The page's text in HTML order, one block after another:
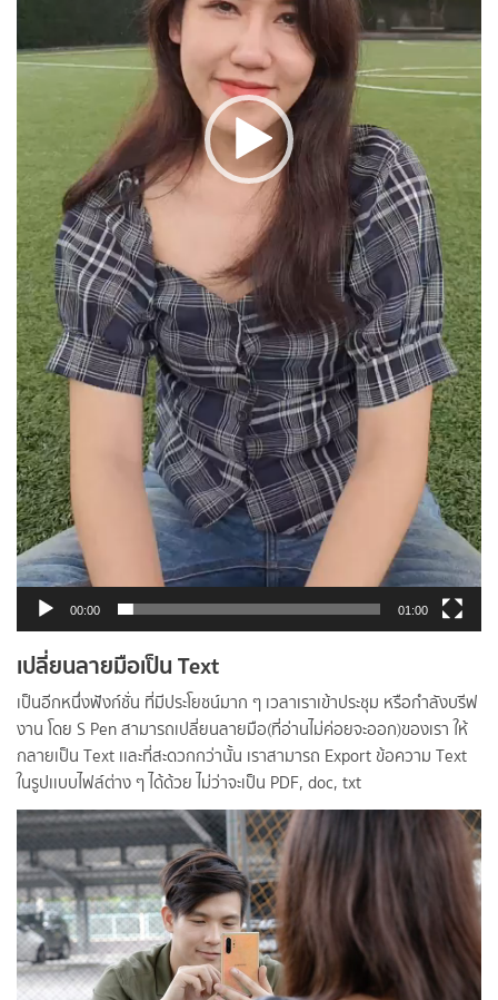
00:00 01:00
เปลี่ยนลายมือเป็น Text
เป็นอีกหนึ่งฟังก์ชั่น ที่มีประโยชน์มาก ๆ เวลาเราเข้าประชุม หรือกำลังบรีฟ
งาน โดย S Pen สามารถเปลี่ยนลายมือ(ที่อ่านไม่ค่อยจะออก)ของเรา ให้
กลายเป็น Text เเละที่สะดวกกว่านั้น เราสามารถ Export ข้อความ Text
ในรูปเเบบไฟล์ต่าง ๆ ได้ด้วย ไม่ว่าจะเป็น PDF, doc, txt